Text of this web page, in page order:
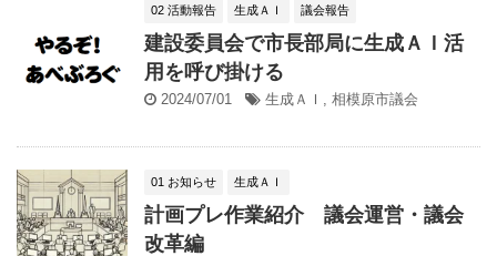
02 活動報告 生成ＡＩ 議会報告
建設委員会で市長部局に生成ＡＩ活
用を呼び掛ける
2024/07/01 生成ＡＩ 相模原市議会
01 お知らせ 生成ＡＩ
計画プレ作業紹介 議会運営・議会
改革編